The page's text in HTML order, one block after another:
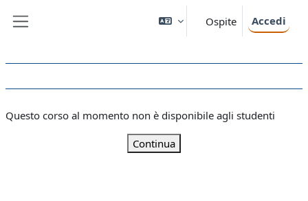
Ospite Accedi
Questo corso al momento non è disponibile agli studenti
Continua